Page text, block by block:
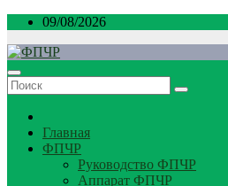
Перейти
содержимому
09/08/2026
Главная
ФПЧР
Руководство ФПЧР
Аппарат ФПЧР